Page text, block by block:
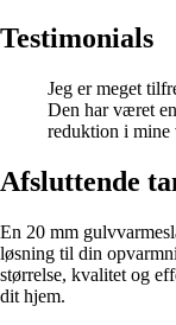
Testimonials
Jeg er meget
Den har været
reduktion i mine
Afsluttende
En 20 mm
løsning til din
størrelse, kvalitet og
dit hjem.